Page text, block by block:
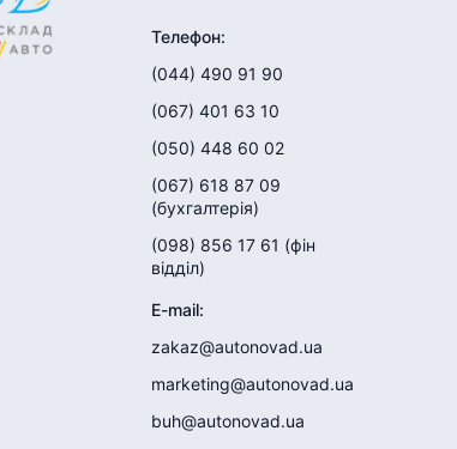
Телефон:
(044) 490 91 90
(067) 401 63 10
(050) 448 60 02
(067) 618 87 09
(бухгалтерія)
(098) 856 17 61 (фін
відділ)
E-mail:
zakaz@autonovad.ua
marketing@autonovad.ua
buh@autonovad.ua